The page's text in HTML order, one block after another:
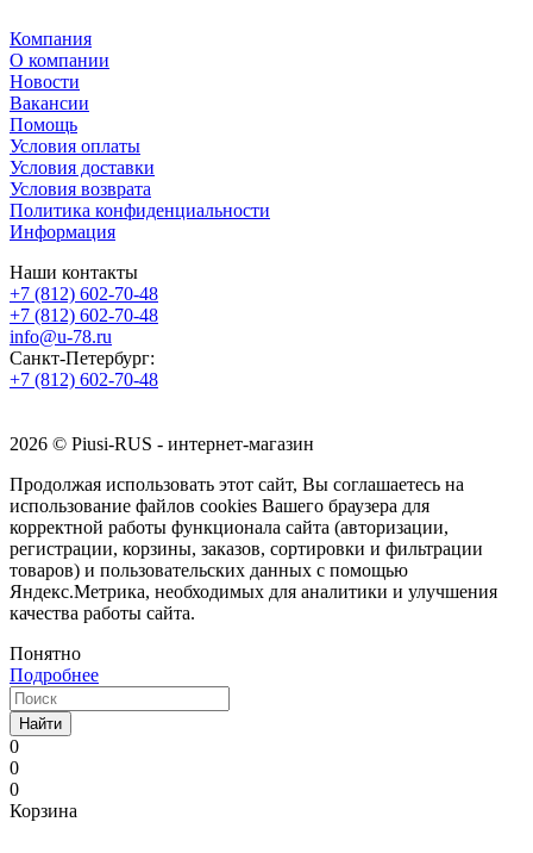
Компания
О компании
Новости
Вакансии
Помощь
Условия оплаты
Условия доставки
Условия возврата
Политика конфиденциальности
Информация
Наши контакты
+7 (812) 602-70-48
+7 (812) 602-70-48
info@u-78.ru
Санкт-Петербург:
+7 (812) 602-70-48
2026 © Piusi-RUS - интернет-магазин
Продолжая использовать этот сайт, Вы соглашаетесь на
использование файлов cookies Вашего браузера для
корректной работы функционала сайта (авторизации,
регистрации, корзины, заказов, сортировки и фильтрации
товаров) и пользовательских данных с помощью
Яндекс.Метрика, необходимых для аналитики и улучшения
качества работы сайта.
Понятно
Подробнее
Найти
0
0
0
Корзина